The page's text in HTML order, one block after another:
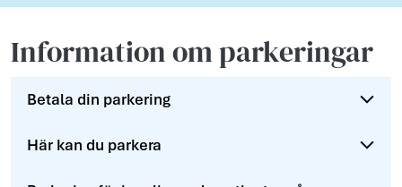
Information om parkeringar
Betala din parkering
Här kan du parkera